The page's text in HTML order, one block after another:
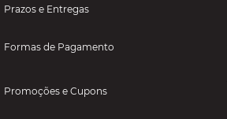
Prazos e Entregas
Formas de Pagamento
Promoções e Cupons